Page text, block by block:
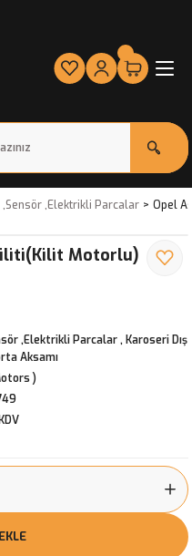
,Elektrikli Parcalar Opel
Motorlu)
,Elektrikli Parcalar, Karoseri Dış
Aksamı
)